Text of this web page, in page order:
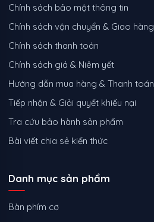
Chính sách bảo mật thông tin
Chính sách vận chuyển & Giao hàng
Chính sách thanh toán
Chính sách giá & Niêm yết
Hướng dẫn mua hàng & Thanh toán
Tiếp nhận & Giải quyết khiếu nại
Tra cứu bảo hành sản phẩm
Bài viết chia sẻ kiến thức
Danh mục sản phẩm
Bàn phím cơ